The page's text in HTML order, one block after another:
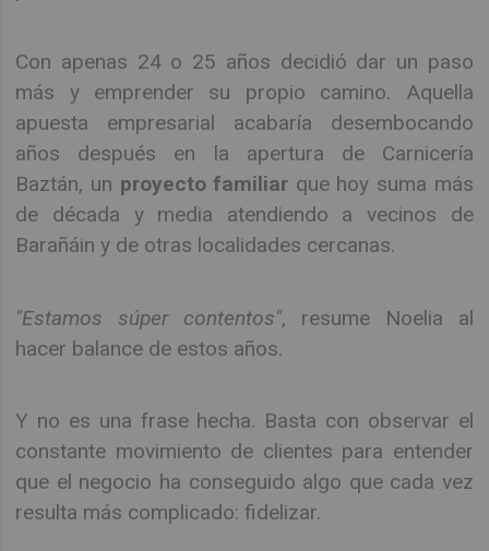
Con apenas 24 o 25 años decidió dar un paso
más y emprender su propio camino. Aquella
apuesta empresarial acabaría desembocando
años después en la apertura de Carnicería
Baztán, un proyecto familiar que hoy suma más
de década y media atendiendo a vecinos de
Barañáin y de otras localidades cercanas.
"Estamos súper contentos", resume Noelia al
hacer balance de estos años.
Y no es una frase hecha. Basta con observar el
constante movimiento de clientes para entender
que el negocio ha conseguido algo que cada vez
resulta más complicado: fidelizar.